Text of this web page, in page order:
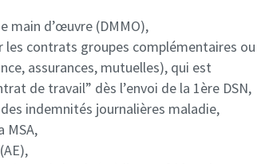
main d’œuvre (DMMO),
contrats groupes complémentaires ou
assurances, mutuelles), qui est
de travail” dès l’envoi de la 1ère DSN,
indemnités journalières maladie,
MSA,